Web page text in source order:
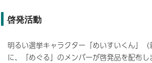
啓発活動
明るい選挙キャラクター「めいすいくん」
に、「めぐる」のメンバーが啓発品を配布